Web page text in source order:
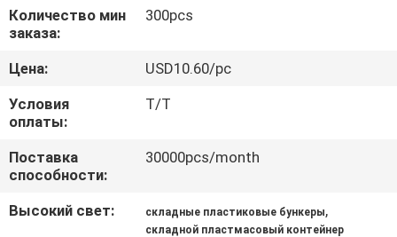
КОНТРОЛЬ
КАЧЕСТВА
СВЯЖИТЕСЬ
С
НАМИ
ЗАПРОСИТЬ
Количество мин
заказа:
300pcs
Цена:
USD10.60/pc
Условия
оплаты:
T/T
Поставка
способности:
30000pcs/month
Высокий свет: складные пластиковые бункеры,
складной пластмасовый контейнер